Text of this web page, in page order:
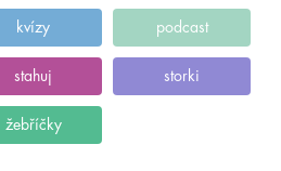
kvízy podcast
stahuj storki
žebříčky